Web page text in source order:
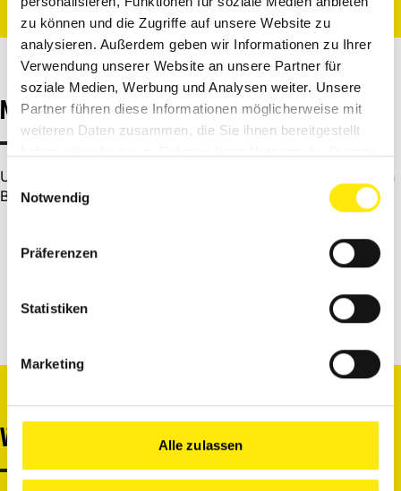
zu können und die Zugriffe auf unsere Website zu
analysieren. Außerdem geben wir Informationen zu Ihrer
Verwendung unserer Website an unsere Partner für
soziale Medien, Werbung und Analysen weiter. Unsere
Partner führen diese Informationen möglicherweise mit
weiteren Daten zusammen, die Sie ihnen bereitgestellt
Einwilligungsauswahl
Notwendig
Präferenzen
Statistiken
Marketing
Alle zulassen
MAGAZINBEITRÄGE
Unsere Experten teilen mit euch ihr Fachwissen in unseren
Beiträgen
WEITERE EXPERTEN